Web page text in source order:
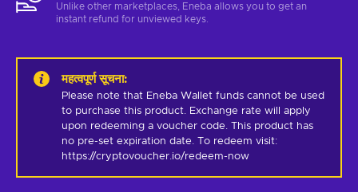
Unlike other marketplaces, Eneba allows you to get an
instant refund for unviewed keys.
महत्वपूर्ण सूचना:
Please note that Eneba Wallet funds cannot be used
to purchase this product. Exchange rate will apply
upon redeeming a voucher code. This product has
no pre-set expiration date. To redeem visit:
https://cryptovoucher.io/redeem-now